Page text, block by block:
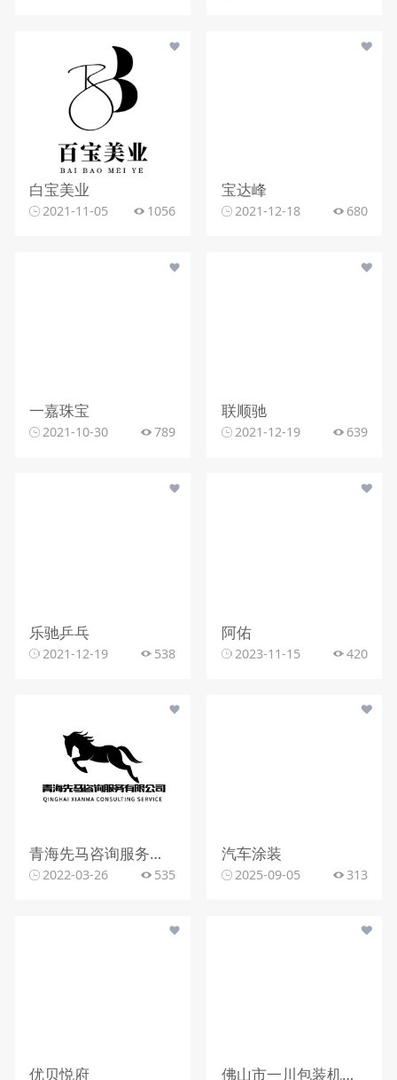
白宝美业
2021-11-05 1056
宝达峰
2021-12-18 680
一嘉珠宝
2021-10-30 789
联顺驰
2021-12-19 639
乐驰乒乓
2021-12-19 538
阿佑
2023-11-15 420
青海先马咨询服务有限公司
2022-03-26 535
汽车涂装
2025-09-05 313
优贝悦府 佛山市一川包装机械有限公司